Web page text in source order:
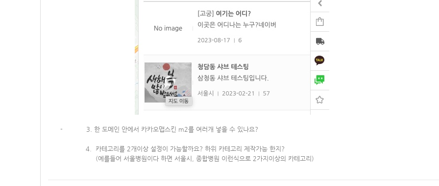
- 3 한 도메인 안에서 카카오맵스킨 m2를 여러개 넣을 수 있나요?
4. 카테고리를 2개이상 설정이 가능할까요? 하위 카테고리 제작가능 한지?
(예를들어 서울병원이다 하면 서울시, 종합병원 이런식으로 2가지이상의 카테고리)